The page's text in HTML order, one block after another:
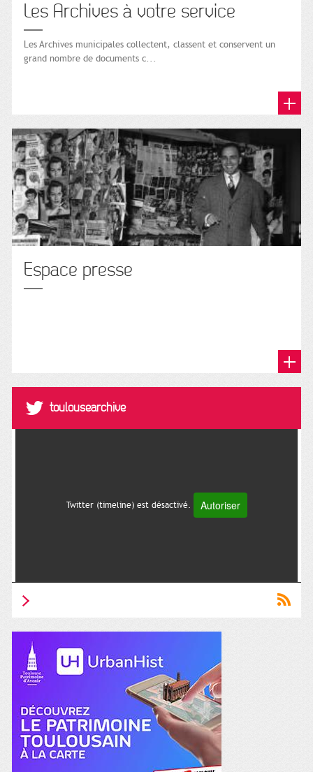
Les Archives à votre service
Les Archives municipales collectent, classent et conservent un
grand nombre de documents c...
Espace presse
@toulousearchive
Twitter (timeline) est désactivé. Autoriser